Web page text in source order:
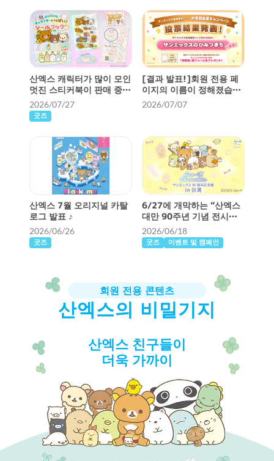
산엑스 캐릭터가 많이 모인
멋진 스티커북이 판매 중입
니다 ♪
2026/07/27
굿즈
[결과 발표!]회원 전용 페
이지의 이름이 정해졌습니
다 ♪
2026/07/07
산엑스 7월 오리지널 카탈
로그 발표 ♪
2026/06/26
굿즈
6/27에 개막하는 “산엑스
대만 90주년 기념 전시
회”의 최신 정보를 소개합
니다 ♪
2026/06/18
굿즈 이벤트 및 캠페인
회원 전용 콘텐츠
산엑스의 비밀기지
산엑스 친구들이
더욱 가까이